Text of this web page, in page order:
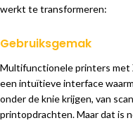
werkt te transformeren:
Gebruiksgemak
Multifunctionele printers met
een intuïtieve interface
onder de knie krijgen, van
printopdrachten. Maar dat is